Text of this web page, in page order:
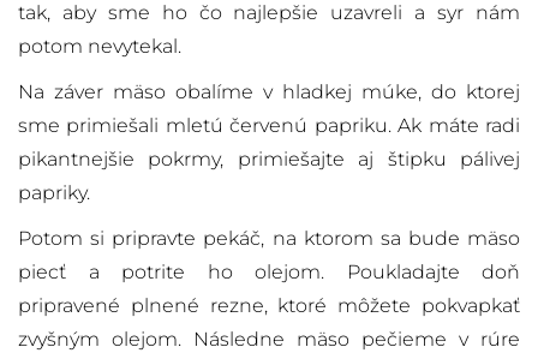
tak, aby sme ho čo najlepšie uzavreli a syr nám
potom nevytekal.
Na záver mäso obalíme v hladkej múke, do ktorej
sme primiešali mletú červenú papriku. Ak máte radi
pikantnejšie pokrmy, primiešajte aj štipku pálivej
papriky.
Potom si pripravte pekáč, na ktorom sa bude mäso
piecť a potrite ho olejom. Poukladajte doň
pripravené plnené rezne, ktoré môžete pokvapkať
zvyšným olejom. Následne mäso pečieme v rúre